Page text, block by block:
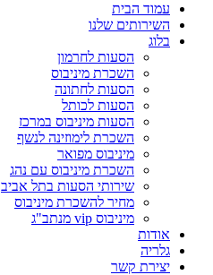
עמוד הבית
השירותים שלנו
בלוג
הסעות לחרמון
השכרת מיניבוס
הסעות לחתונה
הסעות לכותל
הסעות מיניבוס במרכז
השכרת לימוזינה לנשף
מיניבוס מפואר
השכרת מיניבוס עם נהג
שירותי הסעות בתל אביב
מחיר להשכרת מיניבוס
מיניבוס vip מנתב"ג
אודות
גלריה
יצירת קשר